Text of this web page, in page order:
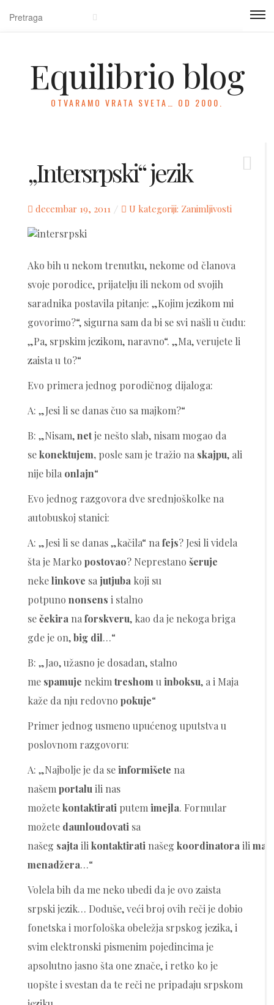
Equilibrio blog
OTVARAMO VRATA SVETA… OD 2000.
„Intersrpski“ jezik
Posted
on
decembar 19, 2011 U kategoriji: Zanimljivosti
Ako bih u nekom trenutku, nekome od članova
svoje porodice, prijatelju ili nekom od svojih
saradnika postavila pitanje: „Kojim jezikom mi
govorimo?“, sigurna sam da bi se svi našli u čudu:
„Pa, srpskim jezikom, naravno“. „Ma, verujete li
zaista u to?“
Evo primera jednog porodičnog dijaloga:
A: „Jesi li se danas čuo sa majkom?“
B: „Nisam,netje nešto slab, nisam mogao da
sekonektujem, posle sam je tražio na skajpu, ali
nije bila onlajn“
Evo jednog razgovora dve srednjoškolke na
autobuskoj stanici:
A: „Jesi li se danas „kačila“ na fejs? Jesi li videla
šta je Marko postovao? Neprestano šeruje
nekelinkove sa jutjuba koji su
potpuno nonsens i stalno
sečekira na forskveru, kao da je nekoga briga
gde je on,big dil…“
B: „Jao, užasno je dosadan, stalno
me spamuje nekim treshom u inboksu, a i Maja
kaže da nju redovno pokuje“
Primer jednog usmeno upućenog uputstva u
poslovnom razgovoru:
A: „Najbolje je da seinformišete na
našem portalu ili nas
možetekontaktirati putem imejla. Formular
možete daunloudovati sa
našeg sajta ili kontaktirati našeg koordinatora ili
menadžera…“
Volela bih da me neko ubedi da je ovo zaista
srpski jezik… Doduše, veći broj ovih reči je dobio
fonetska i morfološka obeležja srpskog jezika, i
svim elektronski pismenim pojedincima je
apsolutno jasno šta one znače, i retko ko je
uopšte i svestan da te reči ne pripadaju srpskom